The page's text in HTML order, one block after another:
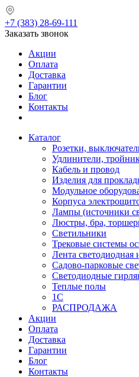
+7 (383) 28-69-111
Заказать звонок
Акции
Оплата
Доставка
Гарантии
Блог
Контакты
Каталог
Розетки,
Удлинители,
Кабель и провод
Изделия для
Модульное
Корпуса
Лампы (источники
Люстры, бра,
Светильники
Трековые системы
Лента светодиодная
Садово-парковые
Светодиодные
Теплые полы
1С
РАСПРОДАЖА
Акции
Оплата
Доставка
Гарантии
Блог
Контакты